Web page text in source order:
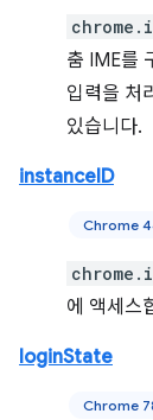
춤 IME를
입력을 처
있습니다.
instanceID
Chrome
에 액세스
loginState
Chrome